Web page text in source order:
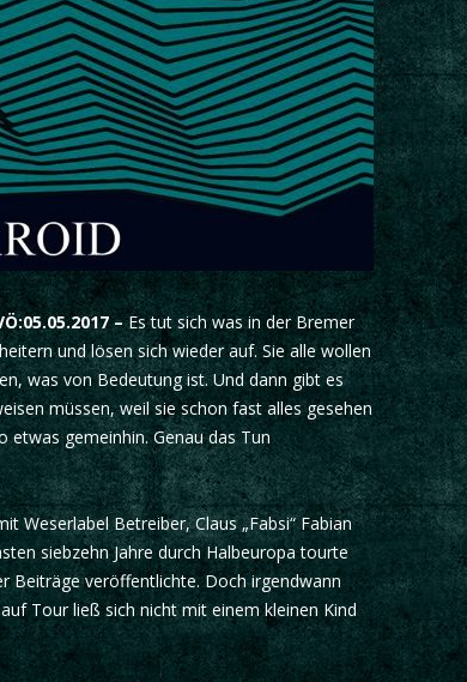
–Es tut sich was in der Bremer
und lösen sich wieder auf. Sie alle wollen
was von Bedeutung ist. Und dann gibt es
müssen, weil sie schon fast alles gesehen
etwas gemeinhin. Genau das Tun
Weserlabel Betreiber, Claus „Fabsi“ Fabian
siebzehn Jahre durch Halbeuropa tourte
Beiträge veröffentlichte. Doch irgendwann
Tour ließ sich nicht mit einem kleinen Kind